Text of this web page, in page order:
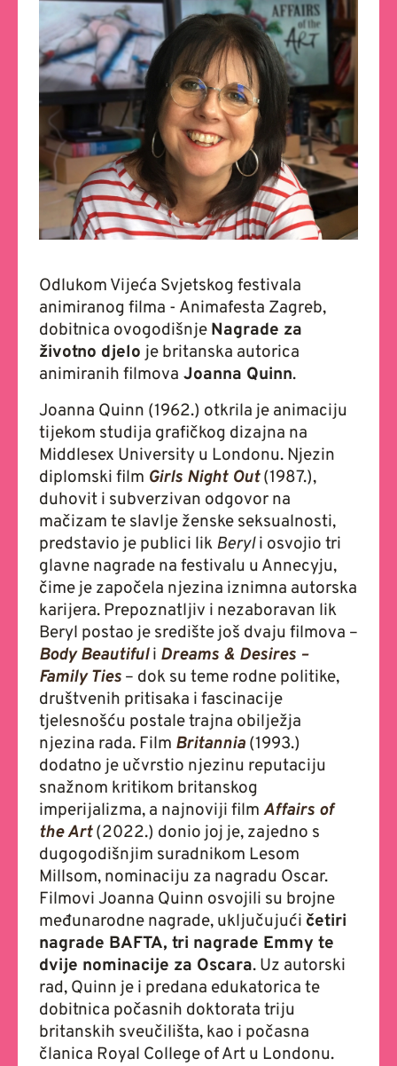
Odlukom Vijeća Svjetskog festivala
animiranog filma - Animafesta Zagreb,
dobitnica ovogodišnje Nagrade za
životno djelo je britanska autorica
animiranih filmova Joanna Quinn.
Joanna Quinn (1962.) otkrila je animaciju
tijekom studija grafičkog dizajna na
Middlesex University u Londonu. Njezin
diplomski film Girls Night Out(1987.),
duhovit i subverzivan odgovor na
mačizam te slavlje ženske seksualnosti,
predstavio je publici lik Beryli osvojio tri
glavne nagrade na festivalu u Annecyju,
čime je započela njezina iznimna autorska
karijera. Prepoznatljiv i nezaboravan lik
Beryl postao je središte još dvaju filmova –
Body Beautifuli Dreams & Desires –
Family Ties – dok su teme rodne politike,
društvenih pritisaka i fascinacije
tjelesnošću postale trajna obilježja
njezina rada. Film Britannia (1993.)
dodatno je učvrstio njezinu reputaciju
snažnom kritikom britanskog
imperijalizma, a najnoviji film Affairs of
the Art(2022.) donio joj je, zajedno s
dugogodišnjim suradnikom Lesom
Millsom, nominaciju za nagradu Oscar.
Filmovi Joanna Quinn osvojili su brojne
međunarodne nagrade, uključujući četiri
nagrade BAFTA, tri nagrade Emmy te
dvije nominacije za Oscara. Uz autorski
rad, Quinn je i predana edukatorica te
dobitnica počasnih doktorata triju
britanskih sveučilišta, kao i počasna
članica Royal College of Art u Londonu.